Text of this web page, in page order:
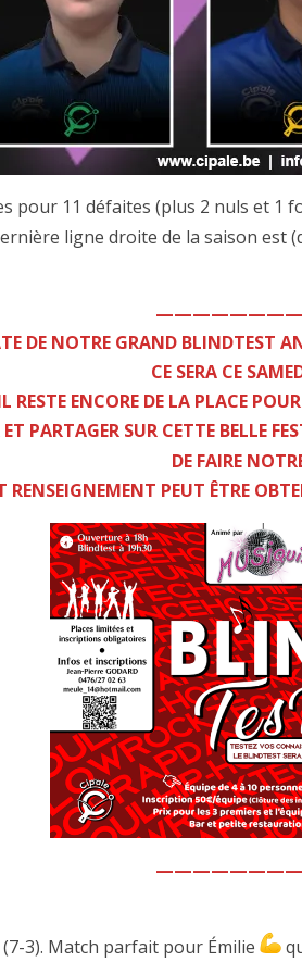
pour 11 défaites (plus 2 nuls et
ligne droite de la saison est
DE NOTRE GRAND BLINDTEST
CE SERA CE
RESTE ENCORE DE LA PLACE
PARTAGER SUR CETTE BELLE
DE FAIRE
RENSEIGNEMENT PEUT ÊTRE
3). Match parfait pour Émilie